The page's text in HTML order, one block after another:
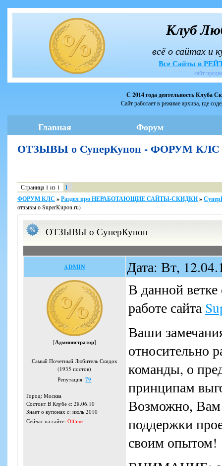
Клуб
всё о сайтах и
Все Сайты в
сайт
С 2014 года деятельность Клуба
Сайт работает в режиме архива, где
Главная Форум
ОТЗЫВЫ о СуперКупон - ФОРУМ КЛС
Страница 1 из 1
1
ФОРУМ КЛС »Раздел про НЕРАБОТАЮЩИЕ САЙТЫ-СКИДКИ»
отзывы о SuperKupon.ru)
ОТЗЫВЫ о СуперКупон
ADMIN Дата: Вт,
[Администратор]
Самый Почетный Любитель Скидок
(1935 постов)
Репутация:79
Город: Москва
Состоит В Клубе с: 28.06.10
Знает о купонах с: июль 2010
Сейчас на сайте: Offline
В данной
работе сайта
Ваши
относительно
команды, о
принципам
Возможно, Вам
поддержки
своим опытом!